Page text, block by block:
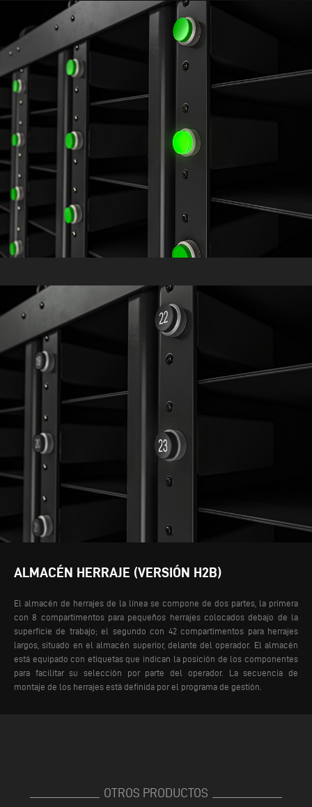
ALMACÉN HERRAJE (VERSIÓN H2B)
El almacén de herrajes de la línea se compone de dos partes, la primera
con 8 compartimentos para pequeños herrajes colocados debajo de la
superficie de trabajo; el segundo con 42 compartimentos para herrajes
largos, situado en el almacén superior, delante del operador. El almacén
está equipado con etiquetas que indican la posición de los componentes
para facilitar su selección por parte del operador. La secuencia de
montaje de los herrajes está definida por el programa de gestión.
OTROS PRODUCTOS